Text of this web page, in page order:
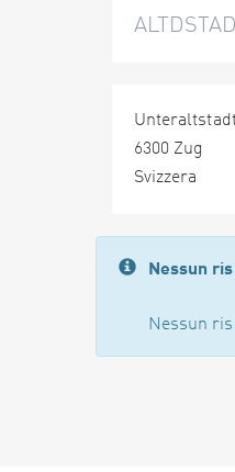
6300 Zug
Svizzera
Nessun
Nessun